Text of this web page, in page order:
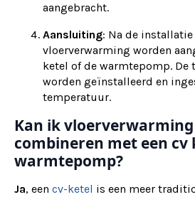
aangebracht.
Aansluiting: Na de
vloerverwarming worden
ketel of de warmtepomp. De
worden geïnstalleerd en
temperatuur.
Kan ik
combineren met een cv
warmtepomp?
Ja, een cv-ketel is een meer